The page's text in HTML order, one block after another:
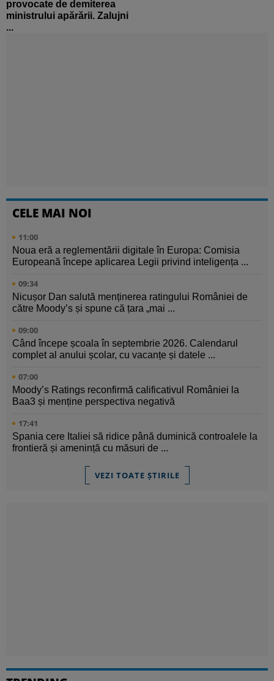
provocate de demiterea
ministrului apărării. Zalujni
...
CELE MAI NOI
11:00
Noua eră a reglementării digitale în Europa: Comisia
Europeană începe aplicarea Legii privind inteligența ...
09:34
Nicușor Dan salută menținerea ratingului României de
către Moody’s și spune că țara „mai ...
09:00
Când începe școala în septembrie 2026. Calendarul
complet al anului școlar, cu vacanțe și datele ...
07:00
Moody’s Ratings reconfirmă calificativul României la
Baa3 și menține perspectiva negativă
17:41
Spania cere Italiei să ridice până duminică controalele la
frontieră și amenință cu măsuri de ...
VEZI TOATE ȘTIRILE